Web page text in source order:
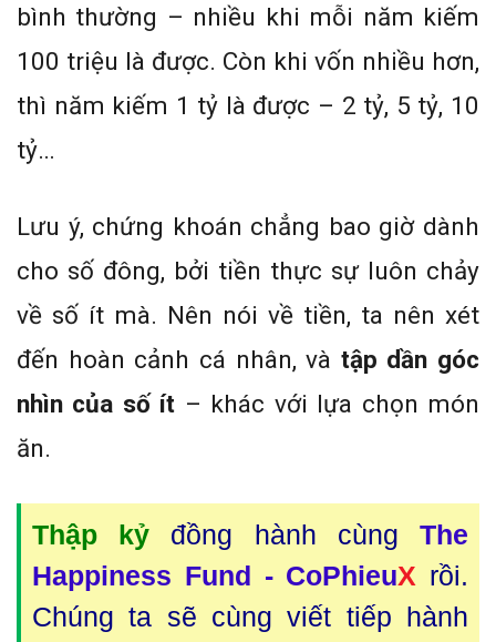
bình thường – nhiều khi mỗi năm kiếm
100 triệu là được. Còn khi vốn nhiều hơn,
thì năm kiếm 1 tỷ là được – 2 tỷ, 5 tỷ, 10
tỷ…
Lưu ý, chứng khoán chẳng bao giờ dành
cho số đông, bởi tiền thực sự luôn chảy
về số ít mà. Nên nói về tiền, ta nên xét
đến hoàn cảnh cá nhân, và tập dần góc
nhìn của số ít – khác với lựa chọn món
ăn.
Thập kỷ đồng hành cùngThe
Happiness Fund - CoPhieuX rồi.
Chúng ta sẽ cùng viết tiếp hành